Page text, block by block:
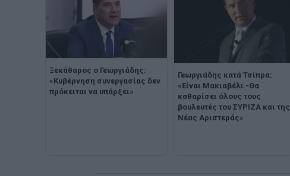
Ξεκάθαρος ο Γεωργιάδης:
«Κυβέρνηση συνεργασίας δεν
πρόκειται να υπάρξει»
Γεωργιάδης κατά Τσίπρα:
«Είναι Μακιαβέλι -Θα
καθαρίσει όλους τους
βουλευτές του ΣΥΡΙΖΑ και της
Νέας Αριστεράς»